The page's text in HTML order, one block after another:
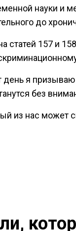
науки и
до
статей 157 и
день я
без
из нас может